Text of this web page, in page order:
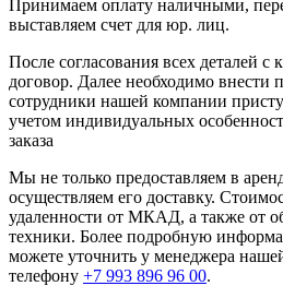
Принимаем оплату наличными,
выставляем счет для юр. лиц.
После согласования всех деталей с
договор. Далее необходимо внести
сотрудники нашей компании
учетом индивидуальных
заказа
Мы не только предоставляем в
осуществляем его доставку.
удаленности от МКАД, а также от
техники. Более подробную
можете уточнить у менеджера
телефону +7 993 896 96 00.